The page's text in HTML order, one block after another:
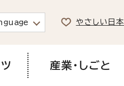
やさしい日
産業・しごと